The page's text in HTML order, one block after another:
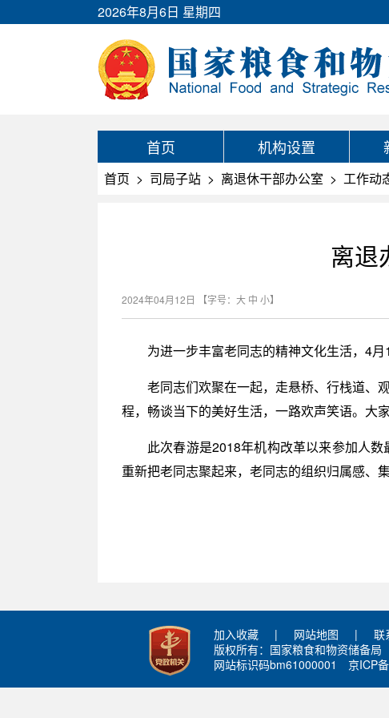
2026年8月6日 星期四
首页 机构设置
首页 > 司局子站 > 离退休干部办公室 > 工作动
离退
2024年04月12日 【字号： 大 中 小】
为进一步丰富老同志的精神文化生活，4
老同志们欢聚在一起，走悬桥、行栈道、
程，畅谈当下的美好生活，一路欢声笑语。大
此次春游是2018年机构改革以来参加人
重新把老同志聚起来，老同志的组织归属感、
加入收藏 | 网站地图 |
联
版权所有：国家粮食和物资储备局
网站标识码bm61000001
京ICP